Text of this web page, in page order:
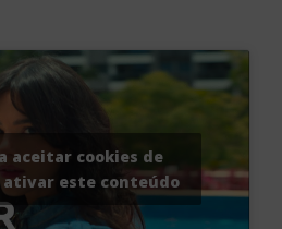
aceitar cookies de
este conteúdo